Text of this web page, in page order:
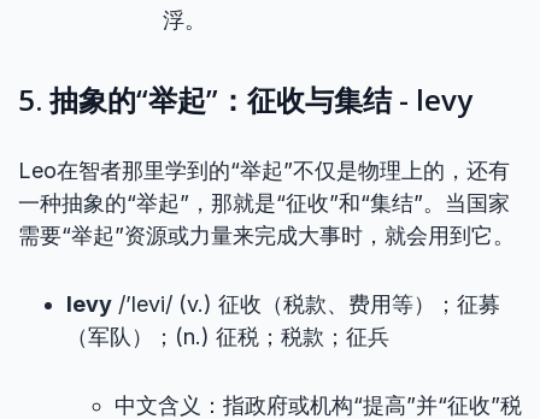
浮。
5. 抽象的“举起”：征收与集结 - levy
Leo在智者那里学到的“举起”不仅是物理上的，还有
一种抽象的“举起”，那就是“征收”和“集结”。当国家
需要“举起”资源或力量来完成大事时，就会用到它。
levy /’levi/ (v.) 征收（税款、费用等）；征募
（军队）；(n.) 征税；税款；征兵
中文含义：指政府或机构“提高”并“征收”税